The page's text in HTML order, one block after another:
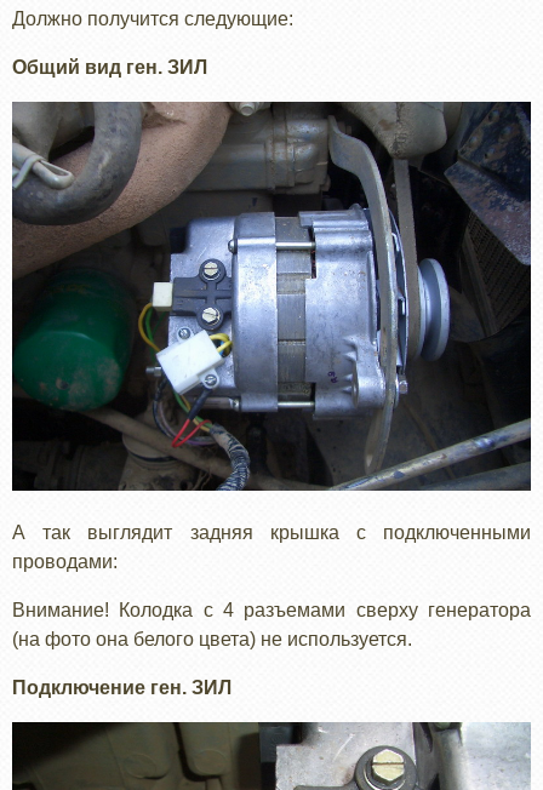
Должно получится следующие:
Общий вид ген. ЗИЛ
А так выглядит задняя крышка с подключенными
проводами:
Внимание! Колодка с 4 разъемами сверху генератора
(на фото она белого цвета) не используется.
Подключение ген. ЗИЛ